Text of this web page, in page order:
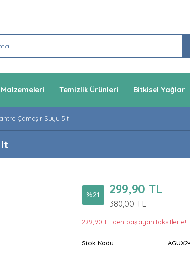
Temizlik Ürünleri Bitkisel Yağlar
Çamaşır Suyu 5lt
%21 299,90 TL
380,00 TL
299,90 TL den başlayan taksitlerle!!
Stok Kodu